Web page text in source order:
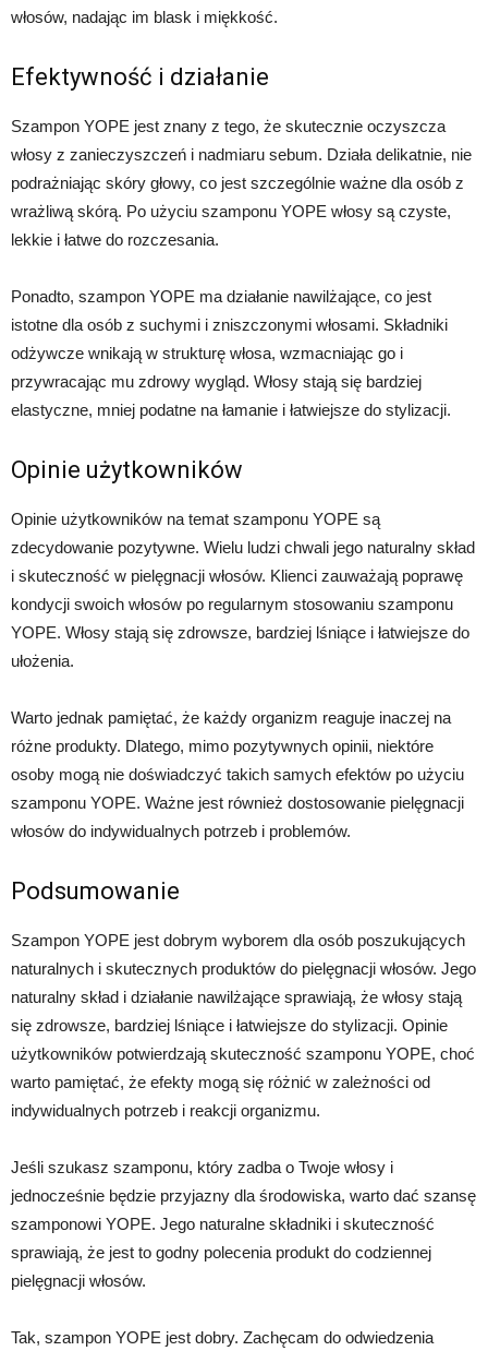
włosów, nadając im blask i miękkość.
Efektywność i działanie
Szampon YOPE jest znany z tego, że skutecznie oczyszcza
włosy z zanieczyszczeń i nadmiaru sebum. Działa delikatnie, nie
podrażniając skóry głowy, co jest szczególnie ważne dla osób z
wrażliwą skórą. Po użyciu szamponu YOPE włosy są czyste,
lekkie i łatwe do rozczesania.
Ponadto, szampon YOPE ma działanie nawilżające, co jest
istotne dla osób z suchymi i zniszczonymi włosami. Składniki
odżywcze wnikają w strukturę włosa, wzmacniając go i
przywracając mu zdrowy wygląd. Włosy stają się bardziej
elastyczne, mniej podatne na łamanie i łatwiejsze do stylizacji.
Opinie użytkowników
Opinie użytkowników na temat szamponu YOPE są
zdecydowanie pozytywne. Wielu ludzi chwali jego naturalny skład
i skuteczność w pielęgnacji włosów. Klienci zauważają poprawę
kondycji swoich włosów po regularnym stosowaniu szamponu
YOPE. Włosy stają się zdrowsze, bardziej lśniące i łatwiejsze do
ułożenia.
Warto jednak pamiętać, że każdy organizm reaguje inaczej na
różne produkty. Dlatego, mimo pozytywnych opinii, niektóre
osoby mogą nie doświadczyć takich samych efektów po użyciu
szamponu YOPE. Ważne jest również dostosowanie pielęgnacji
włosów do indywidualnych potrzeb i problemów.
Podsumowanie
Szampon YOPE jest dobrym wyborem dla osób poszukujących
naturalnych i skutecznych produktów do pielęgnacji włosów. Jego
naturalny skład i działanie nawilżające sprawiają, że włosy stają
się zdrowsze, bardziej lśniące i łatwiejsze do stylizacji. Opinie
użytkowników potwierdzają skuteczność szamponu YOPE, choć
warto pamiętać, że efekty mogą się różnić w zależności od
indywidualnych potrzeb i reakcji organizmu.
Jeśli szukasz szamponu, który zadba o Twoje włosy i
jednocześnie będzie przyjazny dla środowiska, warto dać szansę
szamponowi YOPE. Jego naturalne składniki i skuteczność
sprawiają, że jest to godny polecenia produkt do codziennej
pielęgnacji włosów.
Tak, szampon YOPE jest dobry. Zachęcam do odwiedzenia